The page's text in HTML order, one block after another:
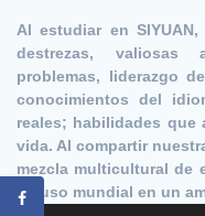
Al estudiar en
destrezas, valiosas
problemas, liderazgo
conocimientos del
reales; habilidades que
vida. Al compartir
mezcla multicultural de
de uso mundial en un